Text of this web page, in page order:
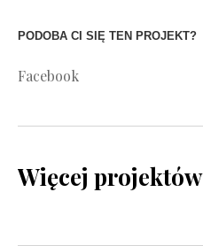
PODOBA CI SIĘ TEN PROJEKT?
Facebook
Więcej projektów